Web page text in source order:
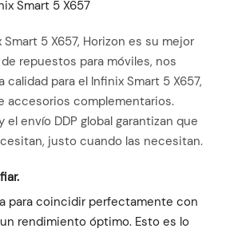
Smart 5 X657
5 X657, Horizon es su mejor
repuestos para móviles, nos
para el Infinix Smart 5 X657,
accesorios complementarios.
envío DDP global garantizan que
justo cuando las necesitan.
para coincidir perfectamente con
rendimiento óptimo. Esto es lo